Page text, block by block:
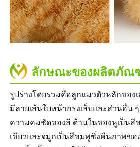
ลักษณะของผลิตภัณ
รูปร่างโดยรวมคือลูกแมวตัวหลักของ
มีลายเส้นใบหน้ากรงเล็บและส่วนอื่น
ความคมชัดของสี ด้านในของหูเป็นสี
เขียวและจมูกเป็นสีชมพูซึ่งคืนภาพขอ